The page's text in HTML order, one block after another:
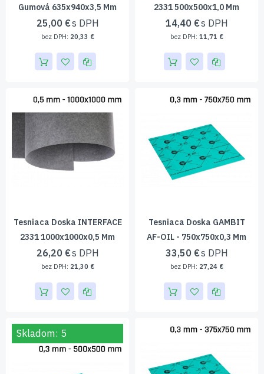
Gumová 635x940x3,5 Mm
25,00 €
20,33 €
2331 500x500x1,0 Mm
14,40 €
11,71 €
Tesniaca Doska INTERFACE
2331 1000x1000x0,5 Mm
26,20 €
21,30 €
Tesniaca Doska GAMBIT
AF-OIL - 750x750x0,3 Mm
33,50 €
27,24 €
Skladom: 5